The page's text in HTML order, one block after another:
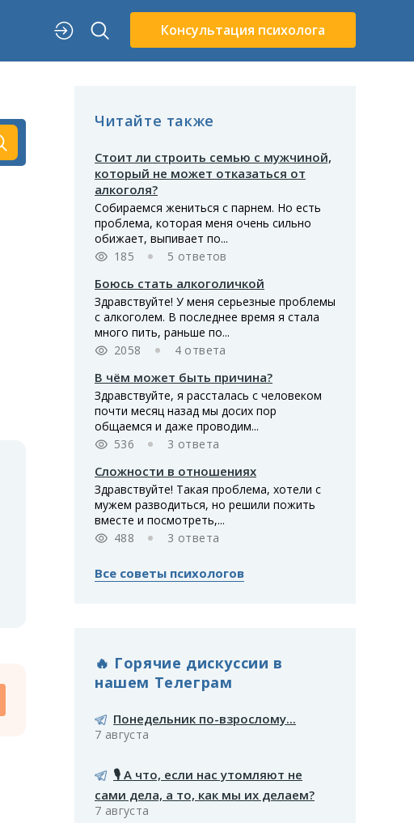
Консультация психолога
Читайте также
Стоит ли строить семью с мужчиной,
который не может отказаться от
алкоголя?
Собираемся жениться с парнем. Но есть
проблема, которая меня очень сильно
обижает, выпивает по...
185
5 ответов
Боюсь стать алкоголичкой
Здравствуйте! У меня серьезные проблемы
с алкоголем. В последнее время я стала
много пить, раньше по...
2058
4 ответа
В чём может быть причина?
Здравствуйте, я рассталась с человеком
почти месяц назад мы досих пор
общаемся и даже проводим...
536
3 ответа
Сложности в отношениях
Здравствуйте! Такая проблема, хотели с
мужем разводиться, но решили пожить
вместе и посмотреть,...
488
3 ответа
Все советы психологов
🔥 Горячие дискуссии в
нашем Телеграм
Понедельник по-взрослому...
7 августа
🎙️ А что, если нас утомляют не
сами дела, а то, как мы их делаем?
7 августа